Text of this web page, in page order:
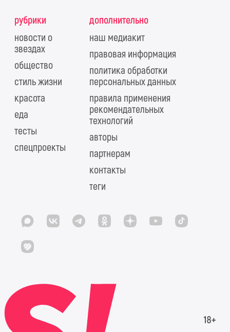
рубрики
новости о
звездах
общество
стиль жизни
красота
еда
тесты
спецпроекты
дополнительно
наш медиакит
правовая информация
политика обработки
персональных данных
правила применения
рекомендательных
технологий
авторы
партнерам
контакты
теги